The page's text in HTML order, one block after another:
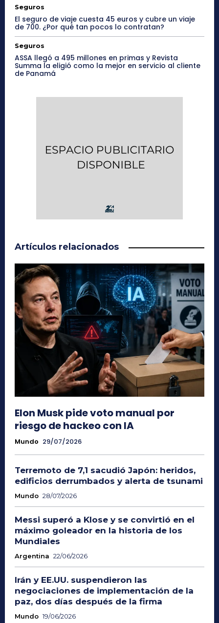
Seguros
El seguro de viaje cuesta 45 euros y cubre un viaje
de 700. ¿Por qué tan pocos lo contratan?
Seguros
ASSA llegó a 495 millones en primas y Revista
Summa la eligió como la mejor en servicio al cliente
de Panamá
Artículos relacionados
Elon Musk pide voto manual por
riesgo de hackeo con IA
Mundo 29/07/2026
Terremoto de 7,1 sacudió Japón: heridos,
edificios derrumbados y alerta de tsunami
Mundo 28/07/2026
Messi superó a Klose y se convirtió en el
máximo goleador en la historia de los
Mundiales
Argentina 22/06/2026
Irán y EE.UU. suspendieron las
negociaciones de implementación de la
paz, dos días después de la firma
Mundo 19/06/2026